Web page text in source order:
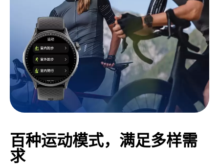
百种运动模式，满足多样需
求